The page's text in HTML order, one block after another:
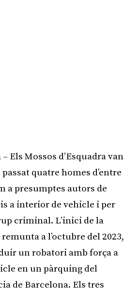
Els Mossos d’Esquadra van
quatre homes d’entre
a presumptes autors de
a interior de vehicle i per
criminal. L’inici de la
a l’octubre del 2023,
un robatori amb força a
en un pàrquing del
de Barcelona. Els tres